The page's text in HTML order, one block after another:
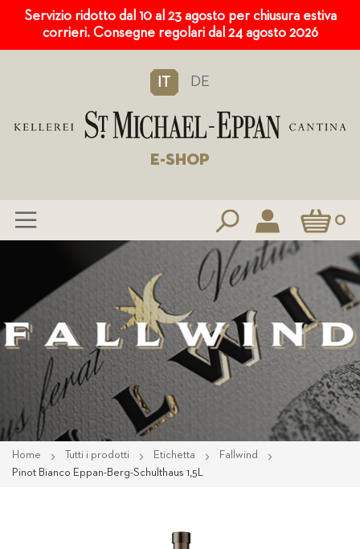
Servizio ridotto dal 10 al 23 agosto per chiusura estiva
corrieri. Consegne regolari dal 24 agosto 2026
IT DE
E-SHOP
Carrello0
Home Tutti i prodotti Etichetta
Fallwind
Pinot Bianco Eppan-Berg-Schulthaus 1,5L